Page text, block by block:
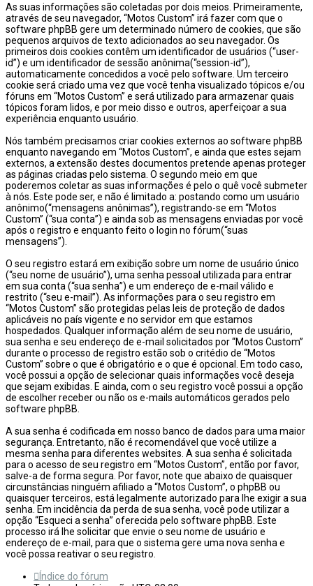
As suas informações são coletadas por dois meios. Primeiramente,
através de seu navegador, “Motos Custom” irá fazer com que o
software phpBB gere um determinado número de cookies, que são
pequenos arquivos de texto adicionados ao seu navegador. Os
primeiros dois cookies contêm um identificador de usuários (“user-
id”) e um identificador de sessão anônima(“session-id”),
automaticamente concedidos a você pelo software. Um terceiro
cookie será criado uma vez que você tenha visualizado tópicos e/ou
fóruns em “Motos Custom” e será utilizado para armazenar quais
tópicos foram lidos, e por meio disso e outros, aperfeiçoar a sua
experiência enquanto usuário.
Nós também precisamos criar cookies externos ao software phpBB
enquanto navegando em “Motos Custom”, e ainda que estes sejam
externos, a extensão destes documentos pretende apenas proteger
as páginas criadas pelo sistema. O segundo meio em que
poderemos coletar as suas informações é pelo o quê você submeter
à nós. Este pode ser, e não é limitado a: postando como um usuário
anônimo(“mensagens anônimas”), registrando-se em “Motos
Custom” (“sua conta”) e ainda sob as mensagens enviadas por você
após o registro e enquanto feito o login no fórum(“suas
mensagens”).
O seu registro estará em exibição sobre um nome de usuário único
(“seu nome de usuário”), uma senha pessoal utilizada para entrar
em sua conta (“sua senha”) e um endereço de e-mail válido e
restrito (“seu e-mail”). As informações para o seu registro em
“Motos Custom” são protegidas pelas leis de proteção de dados
aplicáveis no país vigente e no servidor em que estamos
hospedados. Qualquer informação além de seu nome de usuário,
sua senha e seu endereço de e-mail solicitados por “Motos Custom”
durante o processo de registro estão sob o critédio de “Motos
Custom” sobre o que é obrigatório e o que é opcional. Em todo caso,
você possui a opção de selecionar quais informações você deseja
que sejam exibidas. E ainda, com o seu registro você possui a opção
de escolher receber ou não os e-mails automáticos gerados pelo
software phpBB.
A sua senha é codificada em nosso banco de dados para uma maior
segurança. Entretanto, não é recomendável que você utilize a
mesma senha para diferentes websites. A sua senha é solicitada
para o acesso de seu registro em “Motos Custom”, então por favor,
salve-a de forma segura. Por favor, note que abaixo de quaisquer
circunstâncias ninguém afiliado a “Motos Custom”, o phpBB ou
quaisquer terceiros, está legalmente autorizado para lhe exigir a sua
senha. Em incidência da perda de sua senha, você pode utilizar a
opção “Esqueci a senha” oferecida pelo software phpBB. Este
processo irá lhe solicitar que envie o seu nome de usuário e
endereço de e-mail, para que o sistema gere uma nova senha e
você possa reativar o seu registro.
Índice do fórum